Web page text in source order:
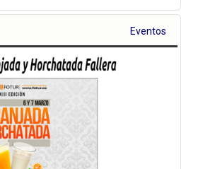
Eventos